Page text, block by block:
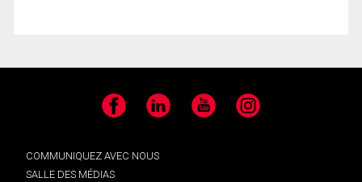
Facebook LinkedIn YouTube Instagram
COMMUNIQUEZ AVEC NOUS
SALLE DES MÉDIAS